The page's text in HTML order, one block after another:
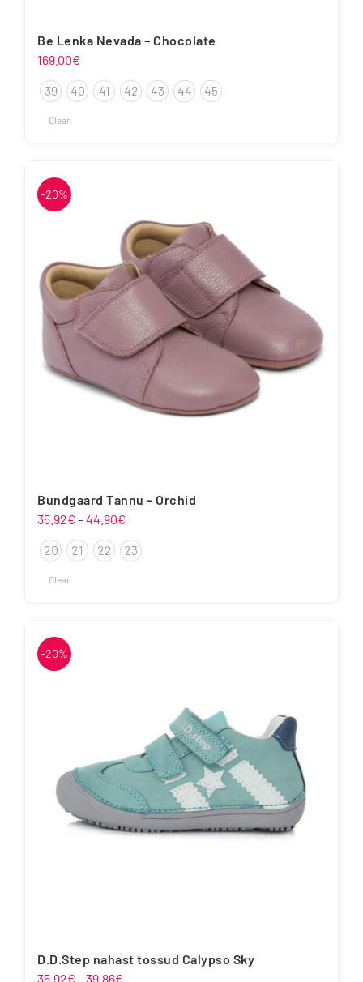
Be Lenka Nevada – Chocolate
169.00€
39 40 41 42 43 44 45
Clear
-20%
Bundgaard Tannu – Orchid
35.92€ –44.90€
35.92€
kuni
20 21 22 23
Clear
on
mitu
-20%
D.D.Step nahast tossud Calypso Sky
35.92€ –39.86€